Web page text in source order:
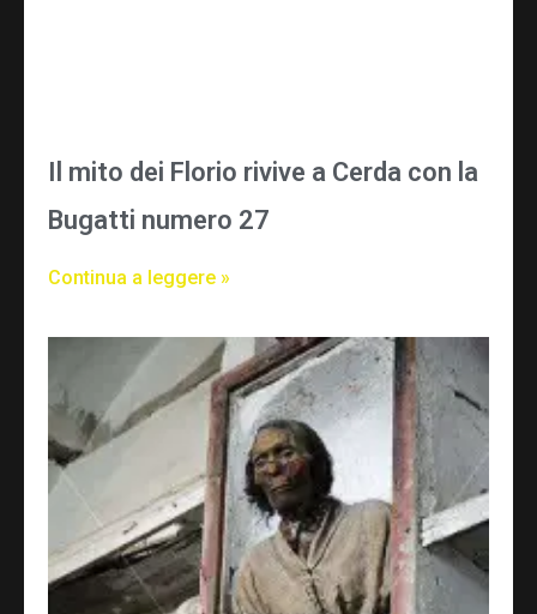
Il mito dei Florio rivive a Cerda con la
Bugatti numero 27
Continua a leggere »